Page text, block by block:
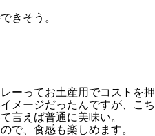
きそう。
ーってお土産用でコストを押
メージだったんですが、こち
言えば普通に美味い。
で、食感も楽しめます。